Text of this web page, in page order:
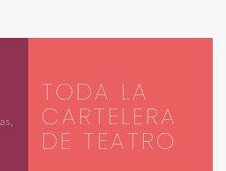
TODA LA
CARTELERA
DE TEATRO